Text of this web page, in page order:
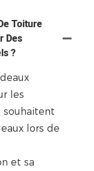
Toiture
Des
?
les
souhaitent
lors de
et sa